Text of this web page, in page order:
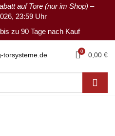
zu 90 Tage nach Kauf
0 0,00 €
auf Tore (nur im Shop) –
23:59 Uhr